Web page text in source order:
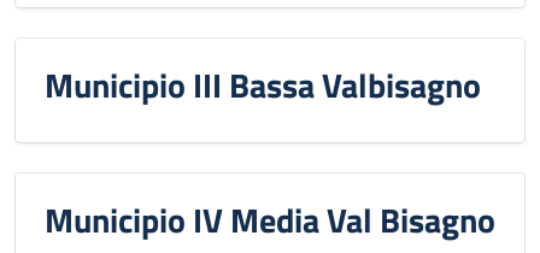
Municipio III Bassa Valbisagno
Municipio IV Media Val Bisagno